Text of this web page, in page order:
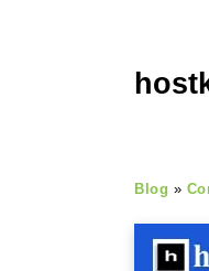
Blog »